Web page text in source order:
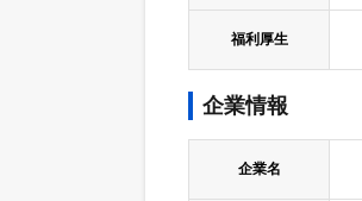
福利厚生
企業情報
企業名